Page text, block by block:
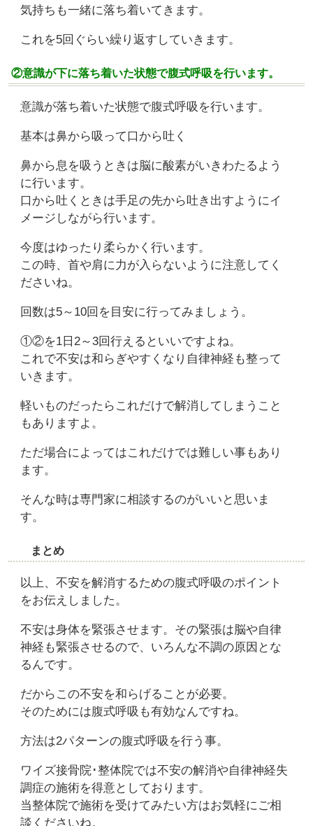
気持ちも一緒に落ち着いてきます。
これを5回ぐらい繰り返すしていきます。
②意識が下に落ち着いた状態で腹式呼吸を行います。
意識が落ち着いた状態で腹式呼吸を行います。
基本は鼻から吸って口から吐く
鼻から息を吸うときは脳に酸素がいきわたるよう
に行います。
口から吐くときは手足の先から吐き出すようにイ
メージしながら行います。
今度はゆったり柔らかく行います。
この時、首や肩に力が入らないように注意してく
ださいね。
回数は5～10回を目安に行ってみましょう。
①②を1日2～3回行えるといいですよね。
これで不安は和らぎやすくなり自律神経も整って
いきます。
軽いものだったらこれだけで解消してしまうこと
もありますよ。
ただ場合によってはこれだけでは難しい事もあり
ます。
そんな時は専門家に相談するのがいいと思いま
す。
まとめ
以上、不安を解消するための腹式呼吸のポイント
をお伝えしました。
不安は身体を緊張させます。その緊張は脳や自律
神経も緊張させるので、いろんな不調の原因とな
るんです。
だからこの不安を和らげることが必要。
そのためには腹式呼吸も有効なんですね。
方法は2パターンの腹式呼吸を行う事。
ワイズ接骨院･整体院では不安の解消や自律神経失
調症の施術を得意としております。
当整体院で施術を受けてみたい方はお気軽にご相
談くださいね。